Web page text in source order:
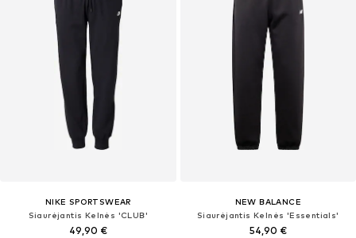
NIKE SPORTSWEAR
Siaurėjantis Kelnės 'CLUB'
49,90 €
NEW BALANCE
Siaurėjantis Kelnės 'Essentials'
54,90 €